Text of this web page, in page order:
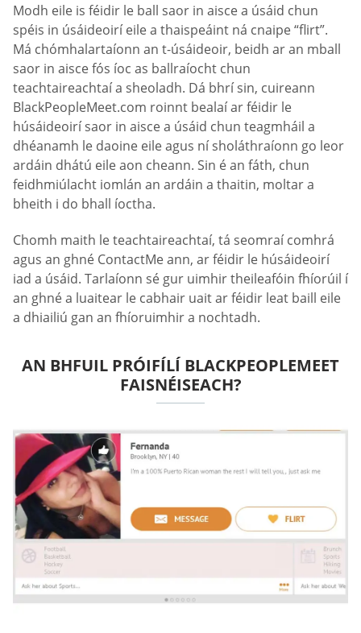
Modh eile is féidir le ball saor in aisce a úsáid chun
spéis in úsáideoirí eile a thaispeáint ná cnaipe “flirt”.
Má chómhalartaíonn an t-úsáideoir, beidh ar an mball
saor in aisce fós íoc as ballraíocht chun
teachtaireachtaí a sheoladh. Dá bhrí sin, cuireann
BlackPeopleMeet.com roinnt bealaí ar féidir le
húsáideoirí saor in aisce a úsáid chun teagmháil a
dhéanamh le daoine eile agus ní sholáthraíonn go leor
ardáin dhátú eile aon cheann. Sin é an fáth, chun
feidhmiúlacht iomlán an ardáin a thaitin, moltar a
bheith i do bhall íoctha.
Chomh maith le teachtaireachtaí, tá seomraí comhrá
agus an ghné ContactMe ann, ar féidir le húsáideoirí
iad a úsáid. Tarlaíonn sé gur uimhir theileafóin fhíorúil í
an ghné a luaitear le cabhair uait ar féidir leat baill eile
a dhiailiú gan an fhíoruimhir a nochtadh.
AN BHFUIL PRÓIFÍLÍ BLACKPEOPLEMEET
FAISNÉISEACH?